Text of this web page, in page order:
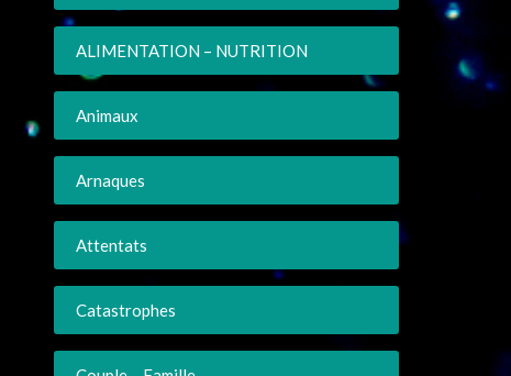
ALIMENTATION – NUTRITION
Animaux
Arnaques
Attentats
Catastrophes